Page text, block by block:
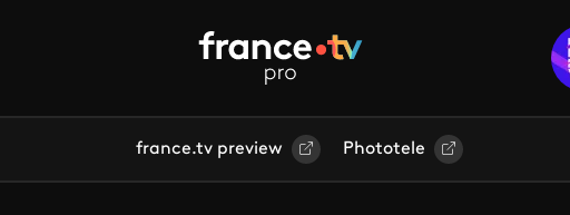
france.tv preview Phototele